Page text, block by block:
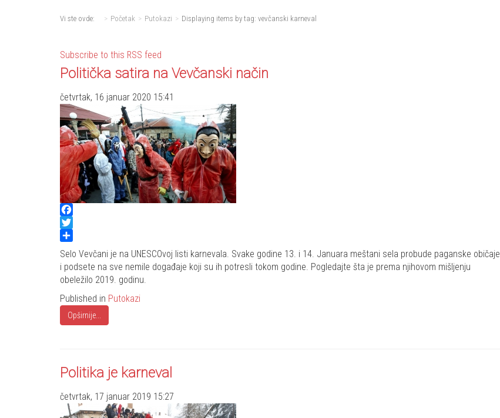
Vi ste ovde: Početak Putokazi Displaying items by tag: vevčanski karneval
Subscribe to this RSS feed
Politička satira na Vevčanski način
četvrtak, 16 januar 2020 15:41
Facebook
Twitter
Share
Selo Vevčani je na UNESCOvoj listi karnevala. Svake godine 13. i 14. Januara meštani sela probude paganske običaje
i podsete na sve nemile događaje koji su ih potresli tokom godine. Pogledajte šta je prema njihovom mišljenju
obeležilo 2019. godinu.
Published in Putokazi
Opširnije...
Politika je karneval
četvrtak, 17 januar 2019 15:27